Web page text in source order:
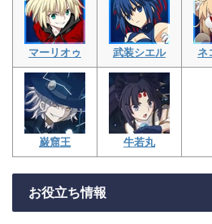
マーリオゥ 武装シエル ネ
巌窟王 牛若丸
お役立ち情報